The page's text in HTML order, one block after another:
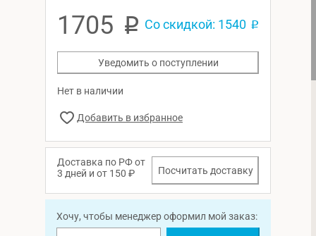
1705 p Со скидкой: 1540 p
Уведомить о поступлении
Нет в наличии
Доставка по РФ от
3 дней и от 150 ₽
Посчитать доставку
Хочу, чтобы менеджер оформил мой заказ: